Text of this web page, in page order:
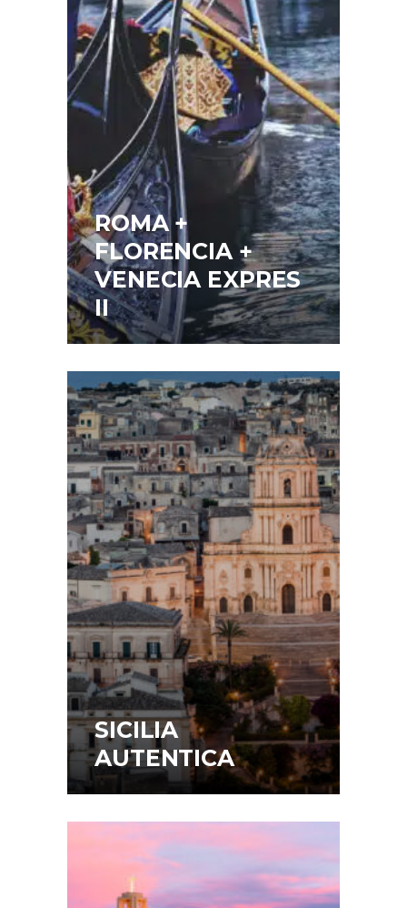
ROMA +
FLORENCIA +
VENECIA EXPRES
II
SICILIA
AUTENTICA